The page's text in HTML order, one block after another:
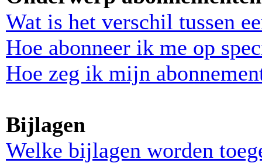
Wat is het verschil tussen
Hoe abonneer ik me op
Hoe zeg ik mijn
Bijlagen
Welke bijlagen worden